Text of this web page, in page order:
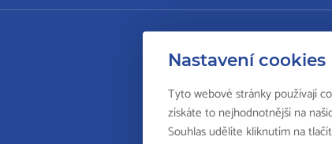
Nastavení cookies
Tyto webové stránky používají
získáte to nejhodnotnější na
Souhlas udělíte kliknutím na
Další vzdělání
Odborná způsobilost k výkonu
elektrotechnice